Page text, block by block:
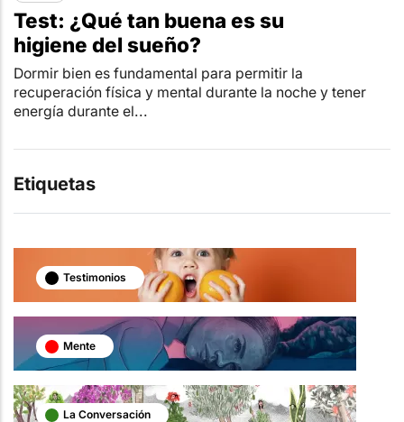
Test: ¿Qué tan buena es su
higiene del sueño?
Dormir bien es fundamental para permitir la
recuperación física y mental durante la noche y tener
energía durante el...
Etiquetas
Testimonios
Mente
La Conversación